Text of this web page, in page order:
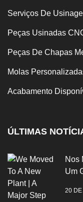
Serviços De
Peças Usinadas
Peças De Chapas
Molas
Acabamento
ÚLTIMAS
Nos
Um
20 DE